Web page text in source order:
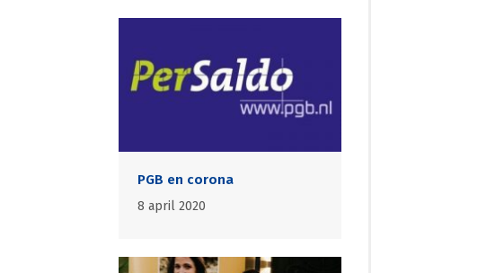
PGB en corona
8 april 2020